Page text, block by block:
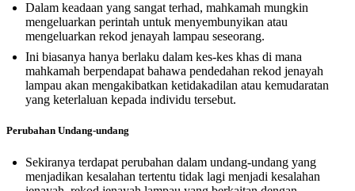
Dalam keadaan yang sangat terhad, mahkamah mungkin
mengeluarkan perintah untuk menyembunyikan atau
mengeluarkan rekod jenayah lampau seseorang.
Ini biasanya hanya berlaku dalam kes-kes khas di mana
mahkamah berpendapat bahawa pendedahan rekod jenayah
lampau akan mengakibatkan ketidakadilan atau kemudaratan
yang keterlaluan kepada individu tersebut.
Perubahan Undang-undang
Sekiranya terdapat perubahan dalam undang-undang yang
menjadikan kesalahan tertentu tidak lagi menjadi kesalahan